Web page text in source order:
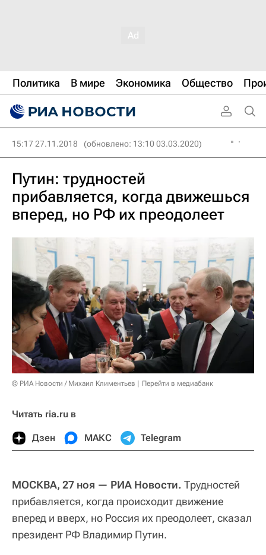
Политика В мире Экономика Общество
15:17 27.11.2018 (обновлено: 13:10 03.03.2020)
Путин: трудностей
прибавляется, когда движешься
вперед, но РФ их преодолеет
© РИА Новости / Михаил Климентьев Перейти в медиабанк
Читать ria.ru в
Дзен МАКС Telegram
МОСКВА, 27 ноя — РИА Новости. Трудностей
прибавляется, когда происходит движение
вперед и вверх, но Россия их преодолеет, сказал
президент РФ Владимир Путин.